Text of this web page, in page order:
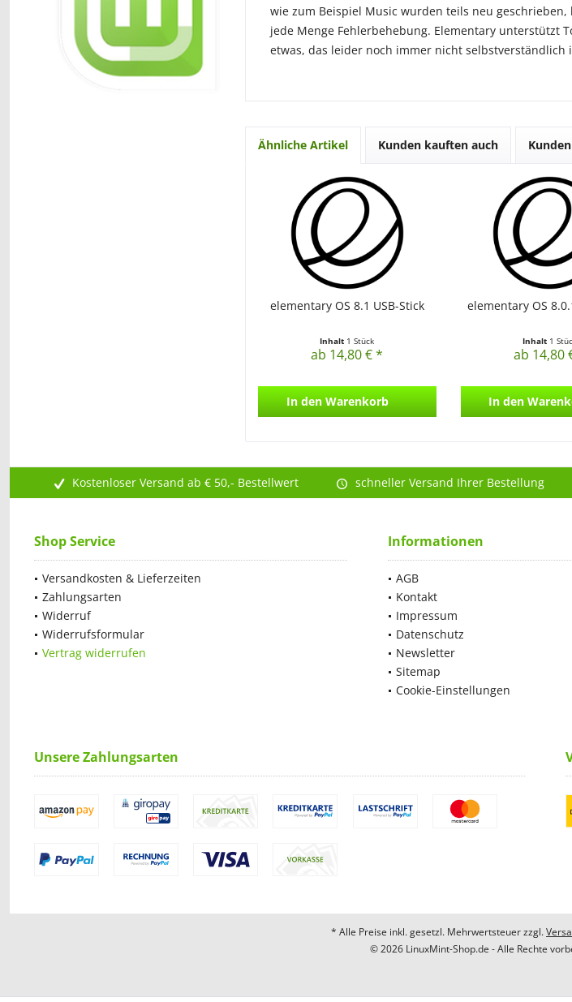
wie zum Beispiel Music wurden teils neu
jede Menge Fehlerbehebung. Elementary unterstützt
etwas, das leider noch immer nicht selbstverständlich
Ähnliche Artikel Kunden kauften auch
elementary OS 8.1 USB-Stick
Inhalt 1 Stück
ab 14,80 € *
In den Warenkorb
elementary OS
Inhalt 1
ab 14,80
In den
Kostenloser Versand ab € 50,- Bestellwert schneller Versand Ihrer Bestellung
Shop Service
Versandkosten & Lieferzeiten
Zahlungsarten
Widerruf
Widerrufsformular
Vertrag widerrufen
Informationen
AGB
Kontakt
Impressum
Datenschutz
Newsletter
Sitemap
Cookie-Einstellungen
Unsere Zahlungsarten
* Alle Preise inkl. gesetzl. Mehrwertsteuer zzgl.
© 2026 LinuxMint-Shop.de - Alle Rechte